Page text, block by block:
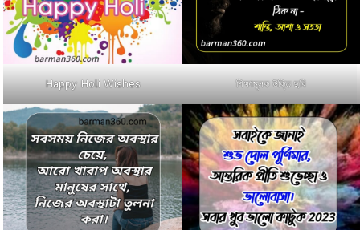
Happy Holi Wishes শিক্ষামূলক উক্তি ছবি